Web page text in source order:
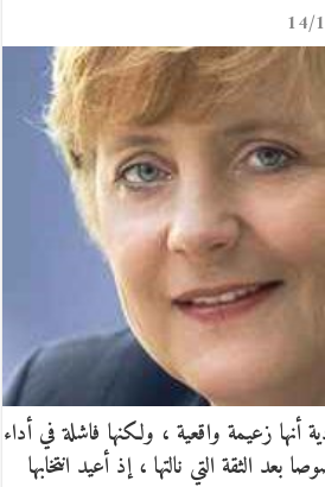
14/
أنها زعيمة واقعية ، ولكنها فاشلة في أداء
الثقة التي نالتها ، إذ أعيد انتخابها